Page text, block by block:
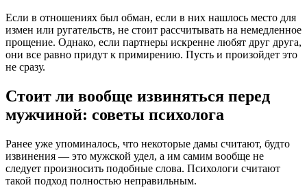
Если в отношениях был обман, если в них нашлось место для
измен или ругательств, не стоит рассчитывать на немедленное
прощение. Однако, если партнеры искренне любят друг друга,
они все равно придут к примирению. Пусть и произойдет это
не сразу.
Стоит ли вообще извиняться перед
мужчиной: советы психолога
Ранее уже упоминалось, что некоторые дамы считают, будто
извинения — это мужской удел, а им самим вообще не
следует произносить подобные слова. Психологи считают
такой подход полностью неправильным.